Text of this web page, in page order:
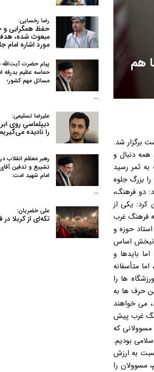
زمانی ما هم
برگزار شد.
همه دنبال و
ثمر رسید
بزرگ جلوه
دو فرهنگ،
کرد: یکی از
فرهنگ غرب
حوزه و
اساس
بایدها و
متأسفانه
ها را
حرف ها به
می خواهند
غرب پیش
که
بگوییم زمانی هم ما اسلامی بودیم.
به ارزش
مسوولان را
رضا رخسایی:
حفظ همگرایی و
مبعوث شده،
مورد اشاره امام
پیام حضرت
حماسه عظیم بدرقه
مسائل مهم کشور؛
…
علیرضا تسلیمی:
دیپلماسیِ روی
را نادیده
رهبر معظم انقلاب
تشییع و تدفین
امام شهید امت:
…
علی خضریان:
تکه‌ای از کربلا